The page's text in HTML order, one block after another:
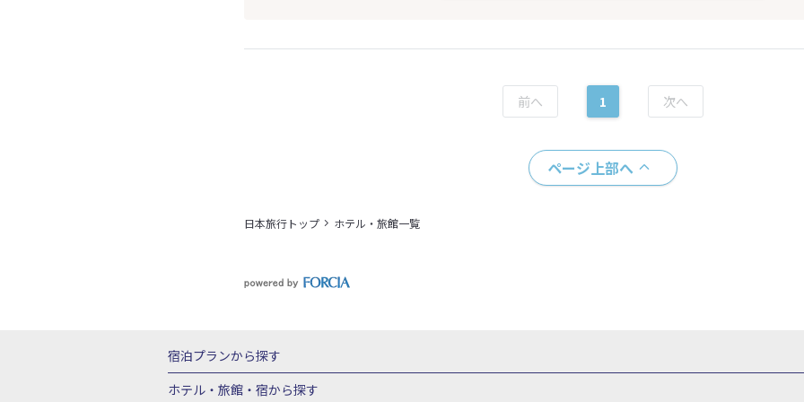
1
ページ上部へ
日本旅行トップ ホテル・旅館一覧
宿泊プランから探す
北海道
東北 青森県
ホテル・旅館・宿から探す